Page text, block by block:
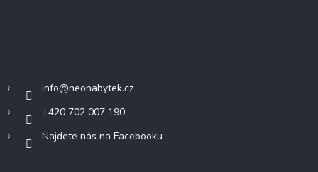
info@neonabytek.cz
+420 702 007 190
Najdete nás na Facebooku